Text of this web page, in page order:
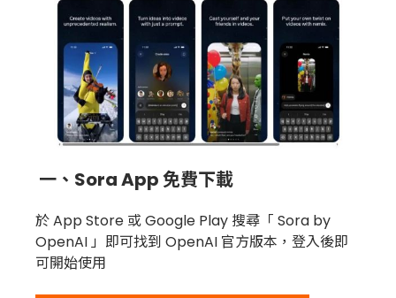
一、Sora App 免費下載
於 App Store 或 Google Play 搜尋「 Sora by
OpenAI 」即可找到 OpenAI 官方版本，登入後即
可開始使用